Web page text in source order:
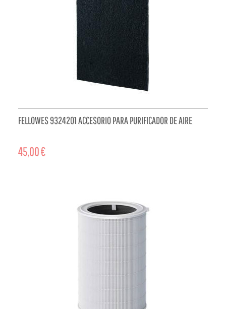
FELLOWES 9324201 ACCESORIO PARA PURIFICADOR DE AIRE
45,00 €